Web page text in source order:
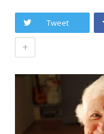
Tweet
+